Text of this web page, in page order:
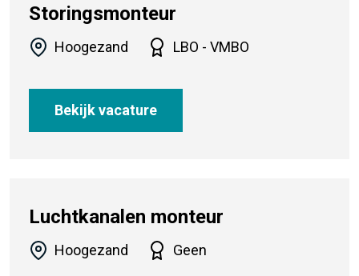
Storingsmonteur
Hoogezand LBO - VMBO
Bekijk vacature
Luchtkanalen monteur
Hoogezand Geen